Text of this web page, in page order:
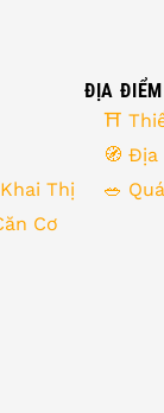
Thị
Cơ
ĐỊA ĐIỂM
⛩
🧭 Địa
🥗